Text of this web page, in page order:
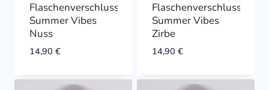
Flaschenverschluss
Summer Vibes
Nuss
14,90 €
Flaschenverschluss
Summer Vibes
Zirbe
14,90 €